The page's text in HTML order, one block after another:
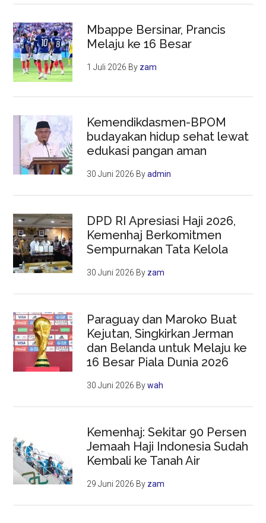
Mbappe Bersinar, Prancis
Melaju ke 16 Besar
1 Juli 2026 By zam
Kemendikdasmen-BPOM
budayakan hidup sehat lewat
edukasi pangan aman
30 Juni 2026 Byadmin
DPD RI Apresiasi Haji 2026,
Kemenhaj Berkomitmen
Sempurnakan Tata Kelola
30 Juni 2026 By zam
Paraguay dan Maroko Buat
Kejutan, Singkirkan Jerman
dan Belanda untuk Melaju ke
16 Besar Piala Dunia 2026
30 Juni 2026 Bywah
Kemenhaj: Sekitar 90 Persen
Jemaah Haji Indonesia Sudah
Kembali ke Tanah Air
29 Juni 2026 By zam